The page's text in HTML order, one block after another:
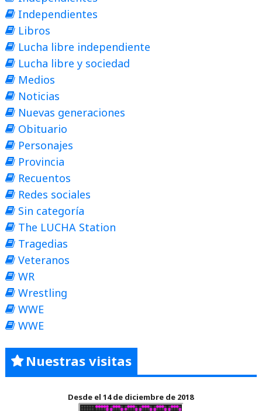
Independientes
Libros
Lucha libre independiente
Lucha libre y sociedad
Medios
Noticias
Nuevas generaciones
Obituario
Personajes
Provincia
Recuentos
Redes sociales
Sin categoría
The LUCHA Station
Tragedias
Veteranos
WR
Wrestling
WWE
WWE
Nuestras visitas
Desde el 14 de diciembre de 2018